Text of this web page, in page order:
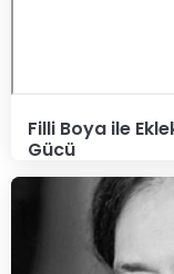
Filli Boya ile
Gücü